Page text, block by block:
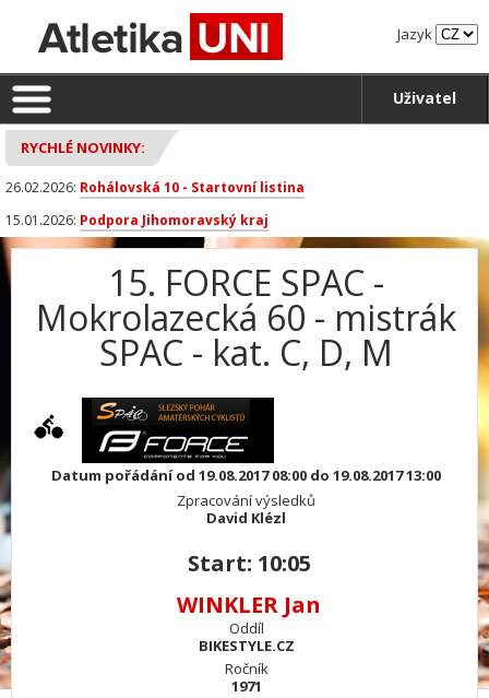
Jazyk
Uživatel
RYCHLÉ NOVINKY:
26.02.2026: Rohálovská 10 - Startovní listina
15.01.2026: Podpora Jihomoravský kraj
15. FORCE SPAC -
Mokrolazecká 60 - mistrák
SPAC - kat. C, D, M
Datum pořádání od 19.08.2017 08:00 do 19.08.2017 13:00
Zpracování výsledků
David Klézl
Start: 10:05
WINKLER Jan
Oddíl
BIKESTYLE.CZ
Ročník
1971